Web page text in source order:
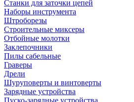
Станки для заточки цепей
Наборы инструмента
Штроборезы
Строительные миксеры
Отбойные молотки
Заклепочники
Пилы сабельные
Граверы
Дрели
Шуруповерты и винтоверты
Зарядные устройства
Пуско-зарядные устройства